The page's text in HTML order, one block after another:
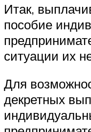
Итак,
пособие
ситуации их
Для
декретных